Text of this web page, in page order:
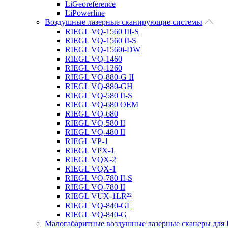
LiGeoreference
LiPowerline
Воздушные лазерные сканирующие системы
RIEGL VQ-1560 III-S
RIEGL VQ-1560 II-S
RIEGL VQ-1560i-DW
RIEGL VQ-1460
RIEGL VQ-1260
RIEGL VQ-880-G II
RIEGL VQ-880-GH
RIEGL VQ-580 II-S
RIEGL VQ-680 OEM
RIEGL VQ-680
RIEGL VQ-580 II
RIEGL VQ-480 II
RIEGL VP-1
RIEGL VPX-1
RIEGL VQX-2
RIEGL VQX-1
RIEGL VQ-780 II-S
RIEGL VQ-780 II
RIEGL VUX-1LR²²
RIEGL VQ-840-GL
RIEGL VQ-840-G
Малогабаритные воздушные лазерные сканеры